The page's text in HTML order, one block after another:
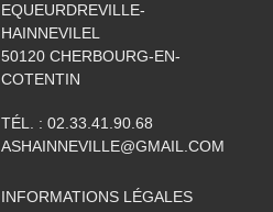
EQUEURDREVILLE-
HAINNEVILEL
50120 CHERBOURG-EN-
COTENTIN
TÉL. : 02.33.41.90.68
ASHAINNEVILLE@GMAIL.COM
INFORMATIONS LÉGALES